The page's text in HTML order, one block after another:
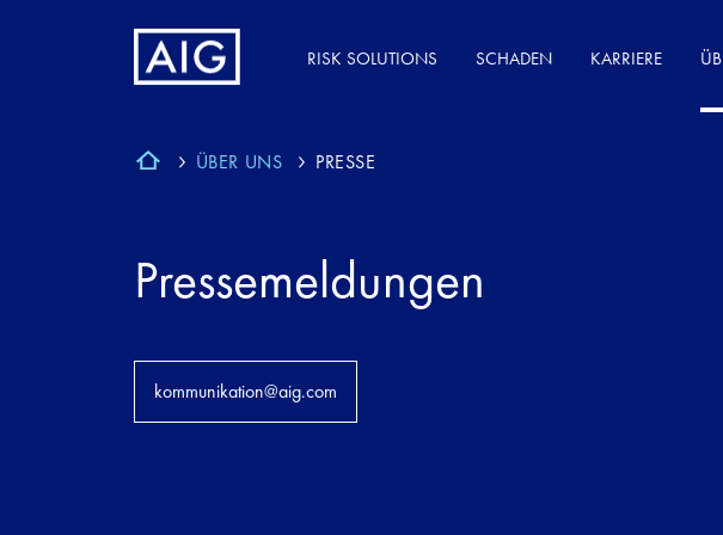
RISK SOLUTIONS SCHADEN KARRIERE
ÜBER UNS PRESSE
Pressemeldungen
kommunikation@aig.com